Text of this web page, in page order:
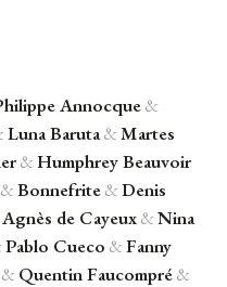
Hébergé par Vixns
2.3.3
Annocque&
Luna Baruta&Martes
&Humphrey Beauvoir
&Bonnefrite&Denis
Agnès de Cayeux&Nina
Pablo Cueco &Fanny
& Quentin Faucompré&